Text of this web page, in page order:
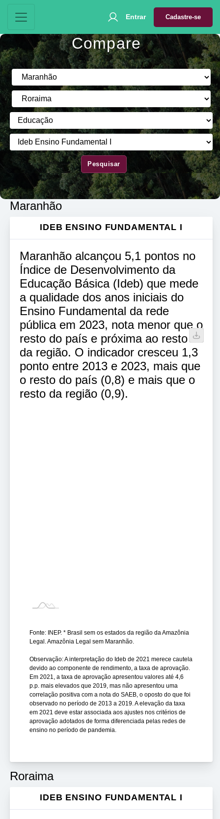
Entrar Cadastre-se
Compare
Pesquisar
Maranhão
IDEB ENSINO FUNDAMENTAL I
Maranhão alcançou 5,1 pontos no
Índice de Desenvolvimento da
Educação Básica (Ideb) que mede
a qualidade dos anos iniciais do
Ensino Fundamental da rede
pública em 2023, nota menor que o
resto do país e próxima ao resto
da região. O indicador cresceu 1,3
ponto entre 2013 e 2023, mais que
o resto do país (0,8) e mais que o
resto da região (0,9).
Fonte: INEP. * Brasil sem os estados da região da Amazônia
Legal. Amazônia Legal sem Maranhão.
Observação: A interpretação do Ideb de 2021 merece cautela
devido ao componente de rendimento, a taxa de aprovação.
Em 2021, a taxa de aprovação apresentou valores até 4,6
p.p. mais elevados que 2019, mas não apresentou uma
correlação positiva com a nota do SAEB, o oposto do que foi
observado no período de 2013 a 2019. A elevação da taxa
em 2021 deve estar associada aos ajustes nos critérios de
aprovação adotados de forma diferenciada pelas redes de
ensino no período de pandemia.
Roraima
IDEB ENSINO FUNDAMENTAL I